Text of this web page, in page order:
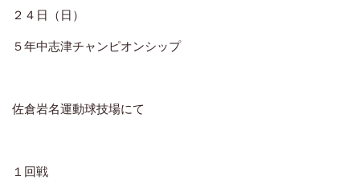
２４日（日）
５年中志津チャンピオンシップ
佐倉岩名運動球技場にて
１回戦